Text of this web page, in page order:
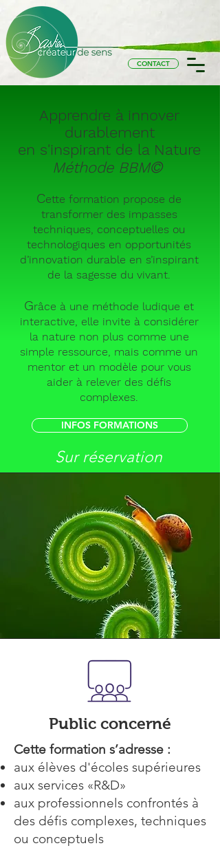
CONTACT
Apprendre à innover
durablement
en s'inspirant de la Nature
Méthode BBM©
Cette formation propose de
transformer des impasses
techniques, conceptuelles ou
technologiques en opportunités
d’innovation durable en s’inspirant
de la sagesse du vivant.
Grâce à une méthode ludique et
interactive, elle invite à considérer
la nature non plus comme une
simple ressource, mais comme un
mentor et un modèle pour vous
aider à relever des défis
complexes.
INFOS FORMATIONS
Sur réservation
Public concerné
Cette formation s’adresse :
aux élèves d'écoles supérieures
aux services «R&D»
aux professionnels confrontés à
des défis complexes, techniques
ou conceptuels